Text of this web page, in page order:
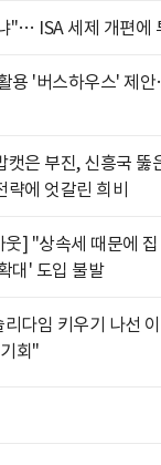
"… ISA 세제 개편에
용 '버스하우스' 제
캣은 부진, 신흥국 뚫
에 엇갈린 희비
웃] "상속세 때문에
대' 도입 불발
리다임 키우기 나선
회"